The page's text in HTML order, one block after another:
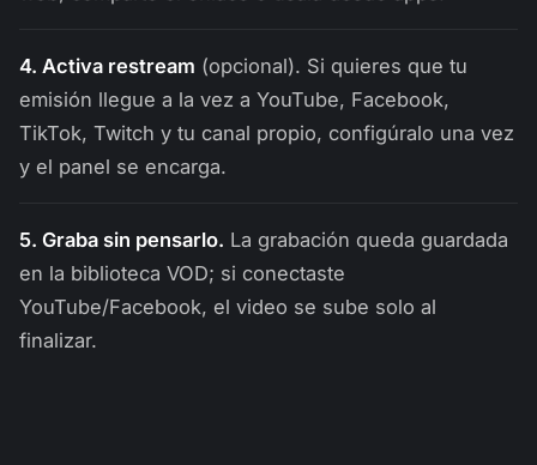
4. Activa restream (opcional). Si quieres que tu
emisión llegue a la vez a YouTube, Facebook,
TikTok, Twitch y tu canal propio, configúralo una vez
y el panel se encarga.
5. Graba sin pensarlo. La grabación queda guardada
en la biblioteca VOD; si conectaste
YouTube/Facebook, el video se sube solo al
finalizar.